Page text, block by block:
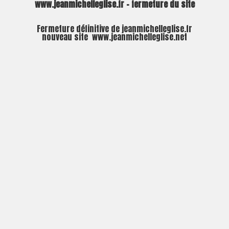
www.jeanmichelleglise.fr – fermeture du site
Fermeture définitive de jeanmichelleglise.fr
nouveau site www.jeanmichelleglise.net